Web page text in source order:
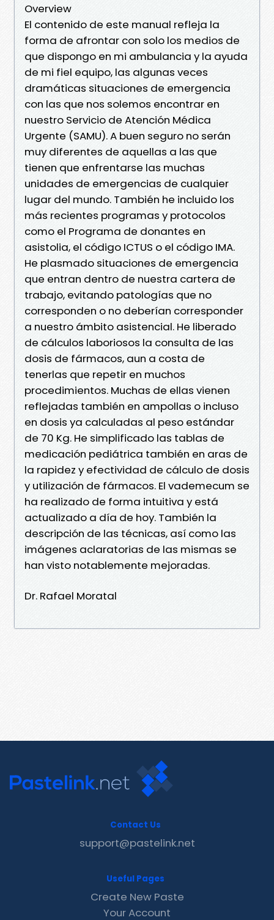
Overview
El contenido de este manual refleja la
forma de afrontar con solo los medios de
que dispongo en mi ambulancia y la ayuda
de mi fiel equipo, las algunas veces
dramáticas situaciones de emergencia
con las que nos solemos encontrar en
nuestro Servicio de Atención Médica
Urgente (SAMU). A buen seguro no serán
muy diferentes de aquellas a las que
tienen que enfrentarse las muchas
unidades de emergencias de cualquier
lugar del mundo. También he incluido los
más recientes programas y protocolos
como el Programa de donantes en
asistolia, el código ICTUS o el código IMA.
He plasmado situaciones de emergencia
que entran dentro de nuestra cartera de
trabajo, evitando patologías que no
corresponden o no deberían corresponder
a nuestro ámbito asistencial. He liberado
de cálculos laboriosos la consulta de las
dosis de fármacos, aun a costa de
tenerlas que repetir en muchos
procedimientos. Muchas de ellas vienen
reflejadas también en ampollas o incluso
en dosis ya calculadas al peso estándar
de 70 Kg. He simplificado las tablas de
medicación pediátrica también en aras de
la rapidez y efectividad de cálculo de dosis
y utilización de fármacos. El vademecum se
ha realizado de forma intuitiva y está
actualizado a día de hoy. También la
descripción de las técnicas, así como las
imágenes aclaratorias de las mismas se
han visto notablemente mejoradas.
Dr. Rafael Moratal
Contact Us
support@pastelink.net
Useful Pages
Create New Paste
Your Account